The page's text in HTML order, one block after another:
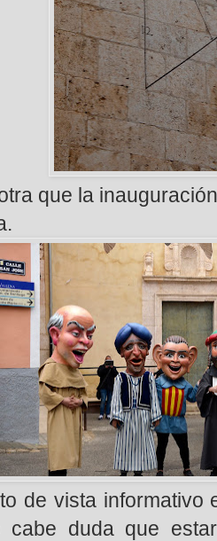
que la
de vista
cabe duda que